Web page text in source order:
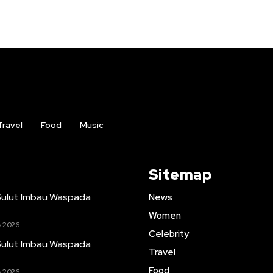
Food Music
Imbau Waspada
2026
Imbau Waspada
Sitemap
News
Women
Celebrity
Travel
Food